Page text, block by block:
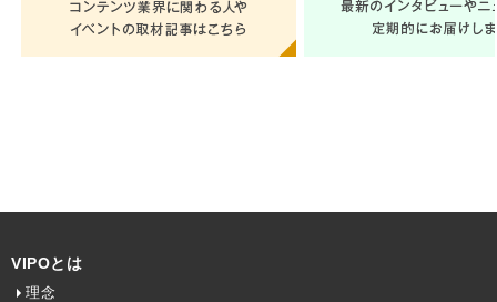
VIPOとは
理念